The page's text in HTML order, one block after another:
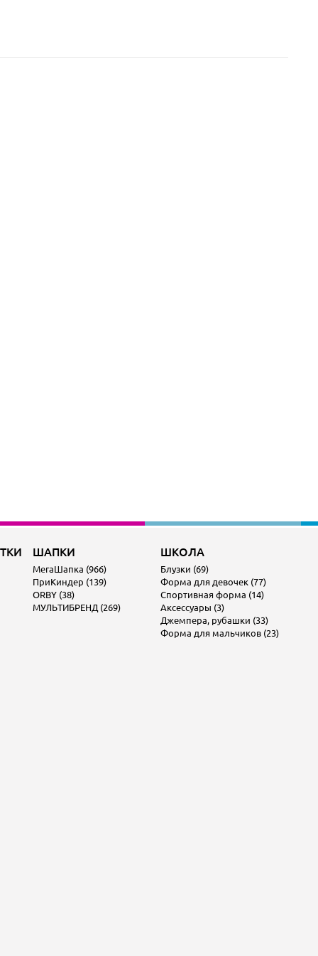
ШАПКИ
МегаШапка (966)
ПриКиндер (139)
ORBY (38)
МУЛЬТИБРЕНД (269)
ШКОЛА
Блузки (69)
Форма для девочек (77)
Спортивная форма (14)
Аксессуары (3)
Джемпера, рубашки (33)
Форма для мальчиков (23)